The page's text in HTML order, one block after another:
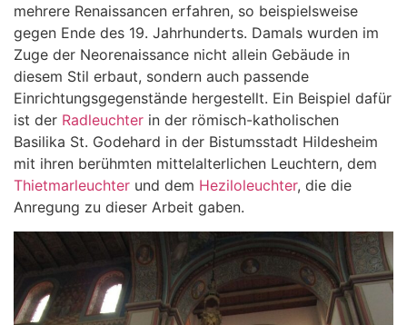
mehrere Renaissancen erfahren, so beispielsweise
gegen Ende des 19. Jahrhunderts. Damals wurden im
Zuge der Neorenaissance nicht allein Gebäude in
diesem Stil erbaut, sondern auch passende
Einrichtungsgegenstände hergestellt. Ein Beispiel dafür
ist der Radleuchter in der römisch-katholischen
Basilika St. Godehard in der Bistumsstadt Hildesheim
mit ihren berühmten mittelalterlichen Leuchtern, dem
Thietmarleuchter und dem Heziloleuchter, die die
Anregung zu dieser Arbeit gaben.